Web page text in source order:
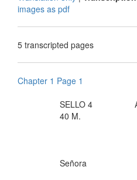
images as pdf
5 transcripted pages
Chapter 1 Page 1
SELLO 4
40 M.
Señora